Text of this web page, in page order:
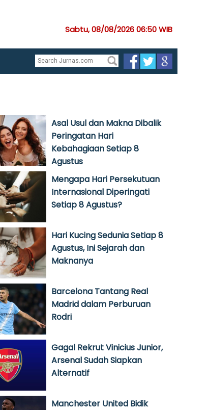
Sabtu, 08/08/2026 06:50 WIB
Asal Usul dan Makna Dibalik
Peringatan Hari
Kebahagiaan Setiap 8
Agustus
Mengapa Hari Persekutuan
Internasional Diperingati
Setiap 8 Agustus?
Hari Kucing Sedunia Setiap 8
Agustus, Ini Sejarah dan
Maknanya
Barcelona Tantang Real
Madrid dalam Perburuan
Rodri
Gagal Rekrut Vinicius Junior,
Arsenal Sudah Siapkan
Alternatif
Manchester United Bidik